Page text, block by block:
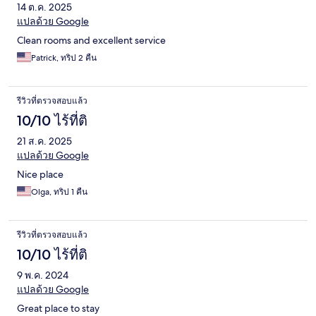
14 ต.ค. 2025
แปลด้วย Google
Clean rooms and excellent service
Patrick, ทริป 2 คืน
รีวิวที่ตรวจสอบแล้ว
10/10 ไร้ที่ติ
21 ส.ค. 2025
แปลด้วย Google
Nice place
Olga, ทริป 1 คืน
รีวิวที่ตรวจสอบแล้ว
10/10 ไร้ที่ติ
9 พ.ค. 2024
แปลด้วย Google
Great place to stay